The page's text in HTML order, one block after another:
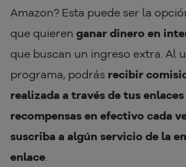
Amazon? Esta puede ser la
que quieren ganar dinero en
que buscan un ingreso extra. Al
programa, podrás recibir
realizada a través de tus
recompensas en efectivo cada
suscriba a algún servicio de la
enlace.